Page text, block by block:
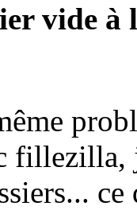
vide à
fillezilla,